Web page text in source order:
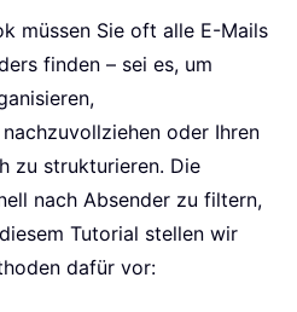
müssen Sie oft alle E-Mails
finden – sei es, um
oder Ihren
zu strukturieren. Die
nach Absender zu filtern,
Tutorial stellen wir
dafür vor: